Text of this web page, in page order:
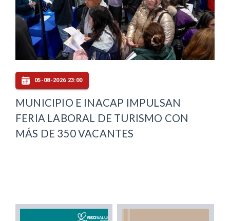
05-08-2026 23:00
MUNICIPIO E INACAP IMPULSAN
FERIA LABORAL DE TURISMO CON
MÁS DE 350 VACANTES